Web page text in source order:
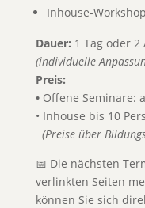
Inhouse-
Dauer: 1 Tag oder 2
(individuelle
Preis:
• Offene Seminare:
• Inhouse bis 10
(Preise über
📅 Die nächsten
verlinkten Seiten
können Sie sich